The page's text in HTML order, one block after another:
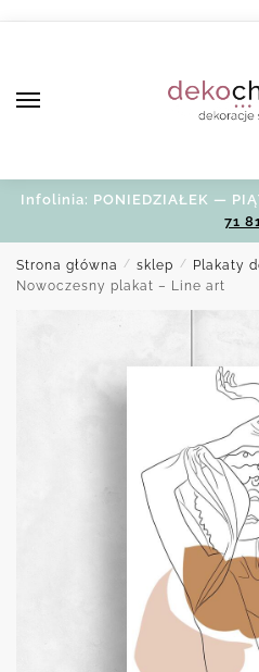
Infolinia: PONIEDZIAŁEK —
71
Strona główna / sklep / Plakaty
Nowoczesny plakat – Line art